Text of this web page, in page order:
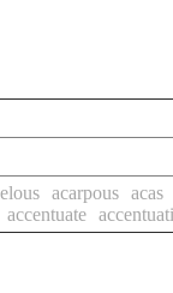
acarpous acas
accentuate